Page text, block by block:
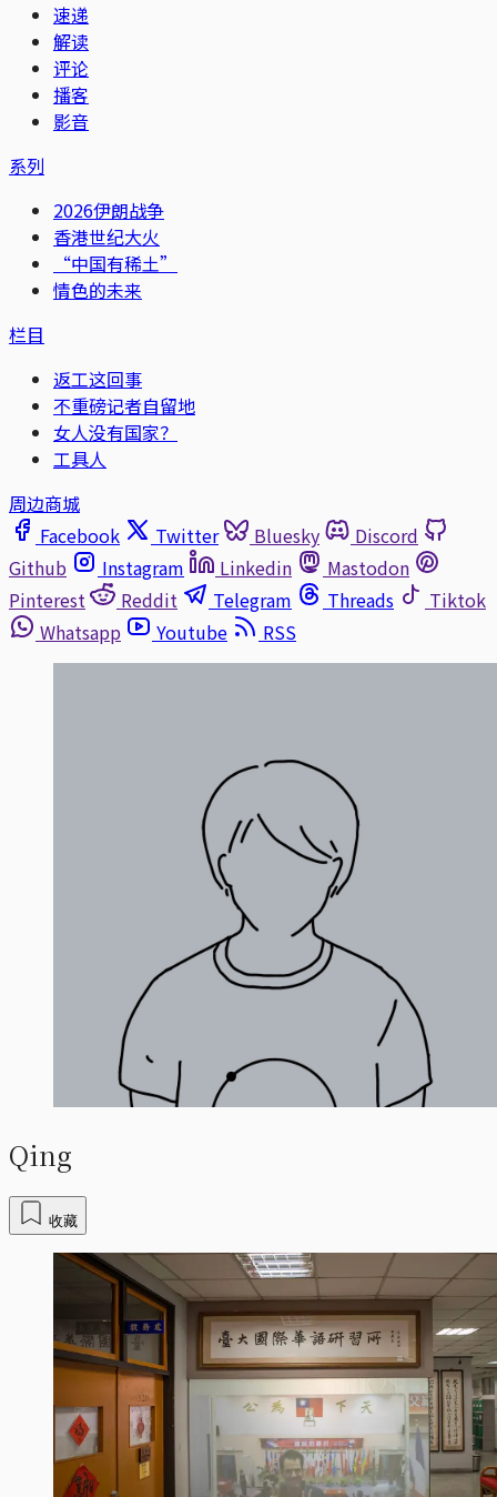
速递
解读
评论
播客
影音
系列
2026伊朗战争
香港世纪大火
“中国有稀土”
情色的未来
栏目
返工这回事
不重磅记者自留地
女人没有国家？
工具人
周边商城
Facebook
Twitter Bluesky
Discord
Github
Instagram Linkedin
Mastodon
Pinterest
Reddit Telegram Threads
Tiktok
Whatsapp
Youtube RSS
Qing
收藏